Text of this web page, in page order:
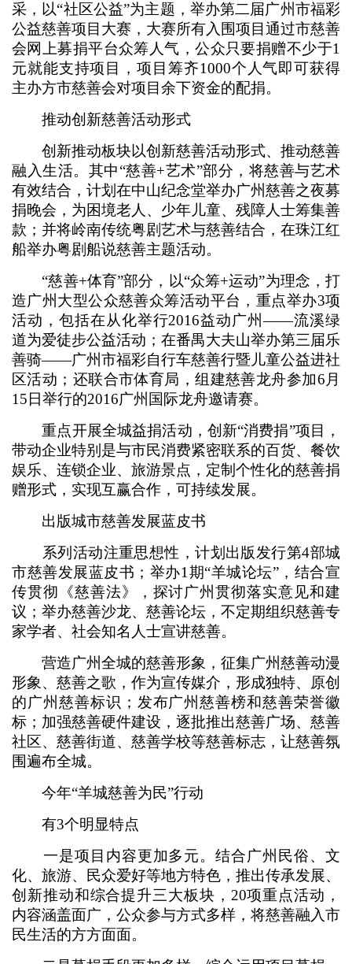
采，以“社区公益”为主题，举办第二届广州市福彩
公益慈善项目大赛，大赛所有入围项目通过市慈善
会网上募捐平台众筹人气，公众只要捐赠不少于1
元就能支持项目，项目筹齐1000个人气即可获得
主办方市慈善会对项目余下资金的配捐。
推动创新慈善活动形式
创新推动板块以创新慈善活动形式、推动慈善
融入生活。其中“慈善+艺术”部分，将慈善与艺术
有效结合，计划在中山纪念堂举办广州慈善之夜募
捐晚会，为困境老人、少年儿童、残障人士筹集善
款；并将岭南传统粤剧艺术与慈善结合，在珠江红
船举办粤剧船说慈善主题活动。
“慈善+体育”部分，以“众筹+运动”为理念，打
造广州大型公众慈善众筹活动平台，重点举办3项
活动，包括在从化举行2016益动广州——流溪绿
道为爱徒步公益活动；在番禺大夫山举办第三届乐
善骑——广州市福彩自行车慈善行暨儿童公益进社
区活动；还联合市体育局，组建慈善龙舟参加6月
15日举行的2016广州国际龙舟邀请赛。
重点开展全城益捐活动，创新“消费捐”项目，
带动企业特别是与市民消费紧密联系的百货、餐饮
娱乐、连锁企业、旅游景点，定制个性化的慈善捐
赠形式，实现互赢合作，可持续发展。
出版城市慈善发展蓝皮书
系列活动注重思想性，计划出版发行第4部城
市慈善发展蓝皮书；举办1期“羊城论坛”，结合宣
传贯彻《慈善法》，探讨广州贯彻落实意见和建
议；举办慈善沙龙、慈善论坛，不定期组织慈善专
家学者、社会知名人士宣讲慈善。
营造广州全城的慈善形象，征集广州慈善动漫
形象、慈善之歌，作为宣传媒介，形成独特、原创
的广州慈善标识；发布广州慈善榜和慈善荣誉徽
标；加强慈善硬件建设，逐批推出慈善广场、慈善
社区、慈善街道、慈善学校等慈善标志，让慈善氛
围遍布全城。
今年“羊城慈善为民”行动
有3个明显特点
一是项目内容更加多元。结合广州民俗、文
化、旅游、民众爱好等地方特色，推出传承发展、
创新推动和综合提升三大板块，20项重点活动，
内容涵盖面广，公众参与方式多样，将慈善融入市
民生活的方方面面。